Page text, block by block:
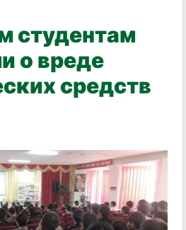
студентам
о вреде
средств